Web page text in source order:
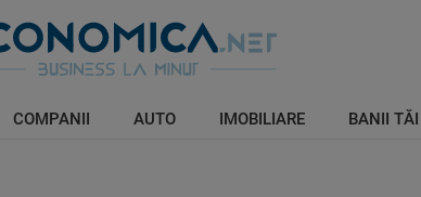
COMPANII AUTO IMOBILIARE BANII TĂI